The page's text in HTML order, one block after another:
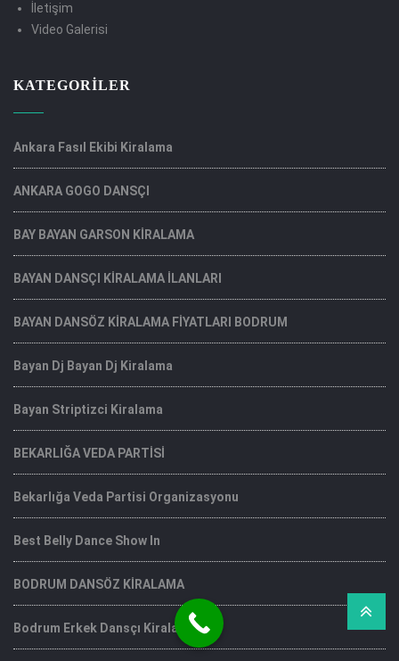
İletişim
Video Galerisi
KATEGORILER
Ankara Fasıl Ekibi Kiralama
ANKARA GOGO DANSÇI
BAY BAYAN GARSON KİRALAMA
BAYAN DANSÇI KİRALAMA İLANLARI
BAYAN DANSÖZ KİRALAMA FİYATLARI BODRUM
Bayan Dj Bayan Dj Kiralama
Bayan Striptizci Kiralama
BEKARLIĞA VEDA PARTİSİ
Bekarlığa Veda Partisi Organizasyonu
Best Belly Dance Show In
BODRUM DANSÖZ KİRALAMA
Bodrum Erkek Dansçı Kiralama